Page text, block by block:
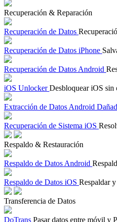
Recuperación & Reparación
Recuperación de Datos
Recuperación de Datos iPhone
Recuperación de Datos Android
iOS Unlocker Desbloquear iOS sin
Extracción de Datos Android
Recuperación de Sistema iOS
Respaldo & Restauración
Respaldo de Datos Android
Respaldo de Datos iOS Respaldar
Transferencia de Datos
DoTrans Pasar datos entre móvil y